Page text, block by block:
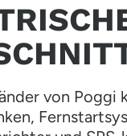
von Poggi